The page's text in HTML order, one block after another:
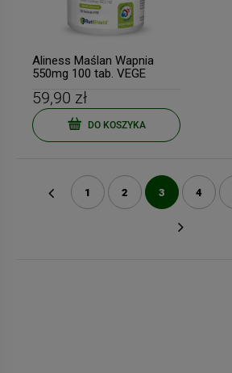
Aliness Maślan Wapnia
550mg 100 tab. VEGE
59,90 zł
DO KOSZYKA
1 2 3 4